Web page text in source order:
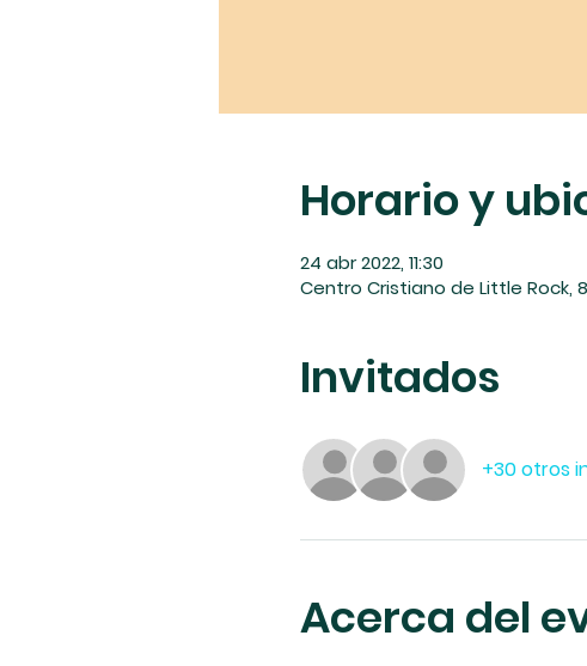
Horario y
24 abr 2022, 11:30
Centro Cristiano de Little Rock,
Invitados
+30 otros
Acerca del